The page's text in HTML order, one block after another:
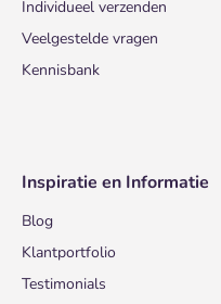
Individueel verzenden
Veelgestelde vragen
Kennisbank
Inspiratie en Informatie
Blog
Klantportfolio
Testimonials